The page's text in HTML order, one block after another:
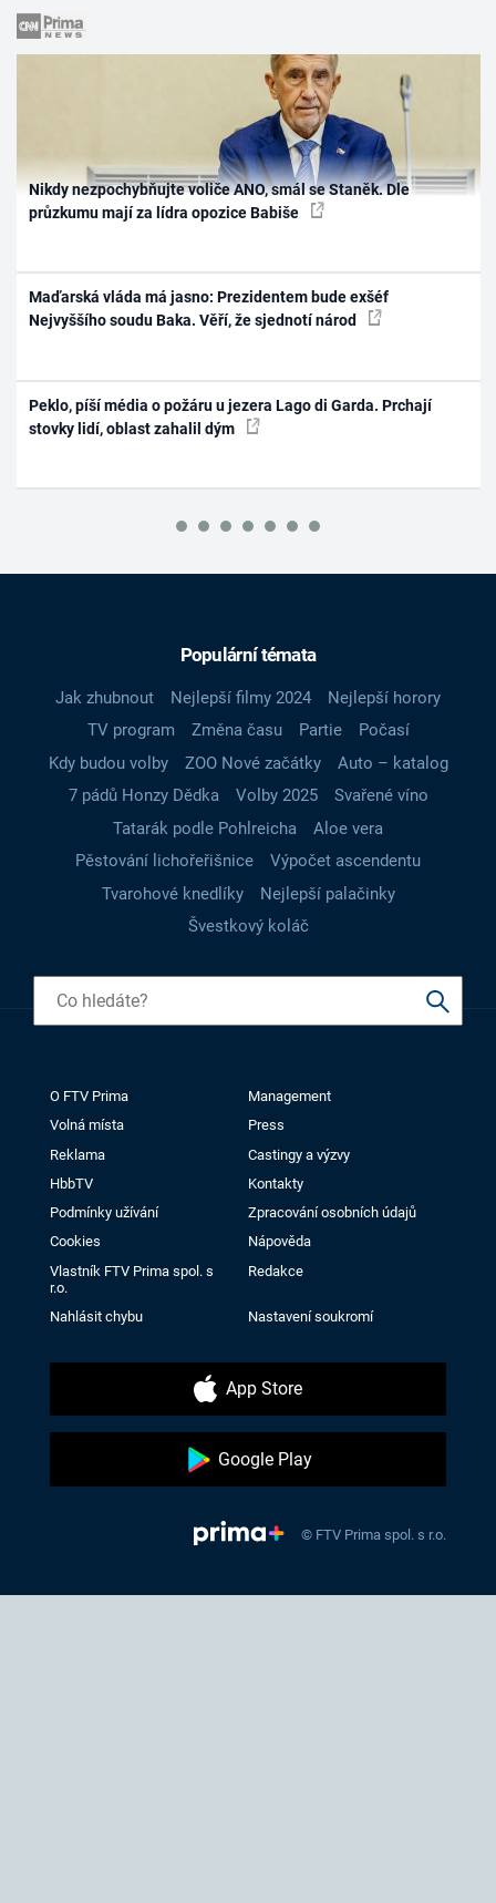
Nikdy nezpochybňujte voliče ANO, smál se Staněk. Dle
průzkumu mají za lídra opozice Babiše
Maďarská vláda má jasno: Prezidentem bude exšéf
Nejvyššího soudu Baka. Věří, že sjednotí národ
Peklo, píší média o požáru u jezera Lago di Garda. Prchají
stovky lidí, oblast zahalil dým
Populární témata
Jak zhubnout Nejlepší filmy 2024
Nejlepší horory
TV program
Změna času Partie
Počasí
Kdy budou volby
ZOO Nové začátky
Auto – katalog
7 pádů Honzy Dědka
Volby 2025
Svařené víno
Tatarák podle Pohlreicha
Aloe vera
Pěstování lichořeřišnice
Výpočet ascendentu
Tvarohové knedlíky
Nejlepší palačinky
Švestkový koláč
O FTV Prima
Management
Volná místa
Press
Reklama
Castingy a výzvy
HbbTV
Kontakty
Podmínky užívání
Zpracování osobních údajů
Cookies
Nápověda
Vlastník FTV Prima spol. s
r.o.
Redakce
Nahlásit chybu Nastavení soukromí
App Store
Google Play
© FTV Prima spol. s r.o.